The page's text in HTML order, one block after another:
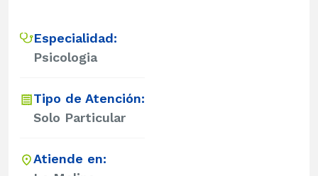
Especialidad:
Psicologia
Tipo de Atención:
Solo Particular
Atiende en: